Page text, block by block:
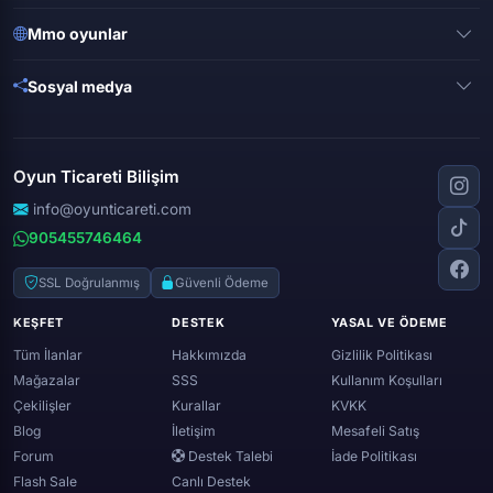
Mobile legends
Free fire
Minecraft
Gta online
Lost ark
World of warcraft
Zula
Mmo oyunlar
Wolfteam
Black desert online
Genshin ımpact
Sosyal medya
Discord
Youtube
Twitter (x)
Spotify
Oyun Ticareti Bilişim
info@oyunticareti.com
905455746464
SSL Doğrulanmış Güvenli Ödeme
KEŞFET
Tüm İlanlar
Mağazalar
Çekilişler
Blog
Forum
Flash Sale
DESTEK
Hakkımızda
SSS
Kurallar
İletişim
Destek Talebi
Canlı Destek
YASAL VE ÖDEME
Gizlilik Politikası
Kullanım Koşulları
KVKK
Mesafeli Satış
İade Politikası